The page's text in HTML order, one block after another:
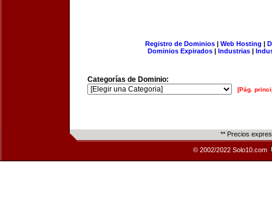
Registro de Dominios| Web Hosting |
Dominios Expirados | Industrias |
Categorías de Dominio:
[Pág.
** Precios
© 2002/2022 Solo10.com